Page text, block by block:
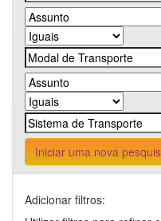
Iniciar uma nova
Adicionar filtros: